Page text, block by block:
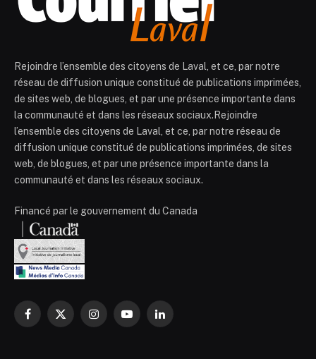
Rejoindre l’ensemble des citoyens de Laval, et ce, par notre
réseau de diffusion unique constitué de publications imprimées,
de sites web, de blogues, et par une présence importante dans
la communauté et dans les réseaux sociaux.Rejoindre
l’ensemble des citoyens de Laval, et ce, par notre réseau de
diffusion unique constitué de publications imprimées, de sites
web, de blogues, et par une présence importante dans la
communauté et dans les réseaux sociaux.
Financé par le gouvernement du Canada
Facebook
X
InstagramYouTubeLinkedIn